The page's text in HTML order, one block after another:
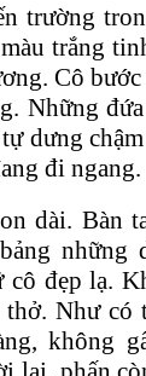
trường
trắng
Cô
Những
dưng
đi ngang.
dài. Bàn
những
đẹp lạ.
Như có
không